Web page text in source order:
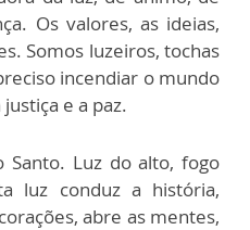
Os valores, as ideias,
Somos luzeiros, tochas
incendiar o mundo
e a paz.
Santo. Luz do alto, fogo
luz conduz a história,
abre as mentes,